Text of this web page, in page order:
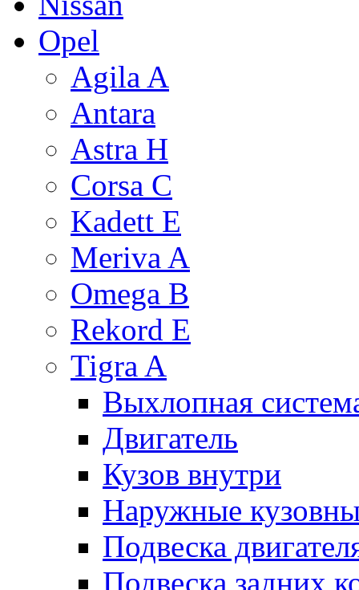
Opel
Agila A
Antara
Astra H
Corsa C
Kadett E
Meriva A
Omega B
Rekord E
Tigra A
Выхлопная
Двигатель
Кузов внутри
Наружные
Подвеска
Подвеска задних